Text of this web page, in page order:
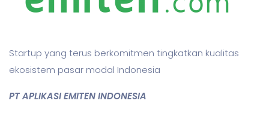
Startup yang terus berkomitmen tingkatkan kualitas
ekosistem pasar modal Indonesia
PT APLIKASI EMITEN INDONESIA